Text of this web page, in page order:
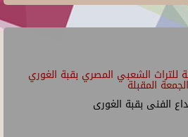
للتراث الشعبي المصري بقبة الغوري
الجمعة المقبلة
الفنى بقبة الغورى